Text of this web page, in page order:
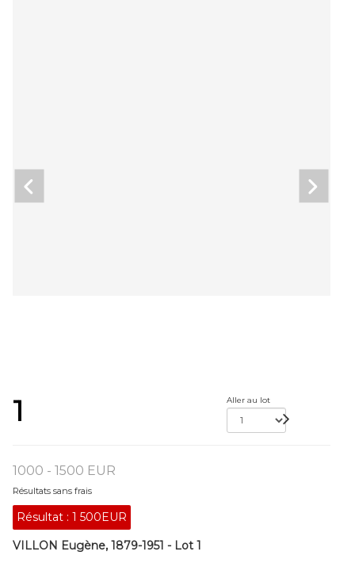
1 Aller au lot
1000 - 1500 EUR
Résultats sans frais
Résultat : 1 500EUR
VILLON Eugène, 1879-1951 - Lot 1